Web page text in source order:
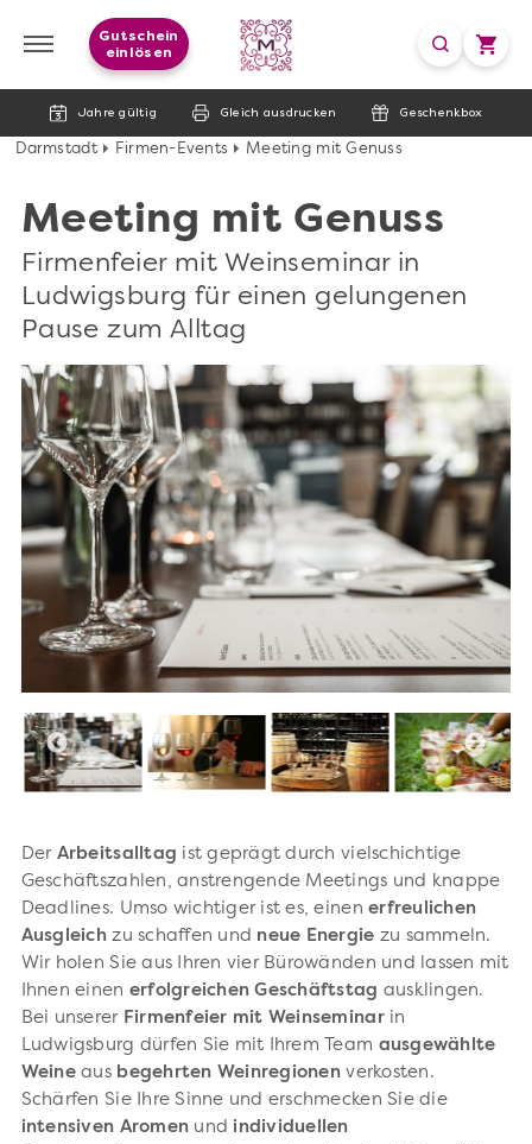
Jahre gültig Gleich ausdrucken Geschenkbox
Gutschein
einlösen
Darmstadt Firmen-Events Meeting mit Genuss
Meeting mit Genuss
Firmenfeier mit Weinseminar in
Ludwigsburg für einen gelungenen
Pause zum Alltag
Der Arbeitsalltag ist geprägt durch vielschichtige
Geschäftszahlen, anstrengende Meetings und knappe
Deadlines. Umso wichtiger ist es, einenerfreulichen
Ausgleichzu schaffen und neue Energie zu sammeln.
Wir holen Sie aus Ihren vier Bürowänden und lassen mit
Ihnen einen erfolgreichen Geschäftstag ausklingen.
Bei unserer Firmenfeier mit Weinseminarin
Ludwigsburg dürfen Sie mit Ihrem Team ausgewählte
Weineaus begehrten Weinregionen verkosten.
Schärfen Sie Ihre Sinne und erschmecken Sie die
intensiven Aromen und individuellen